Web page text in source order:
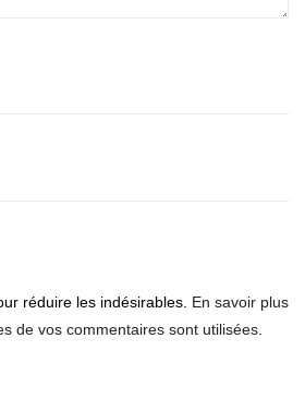
réduire les indésirables. En savoir plus
de vos commentaires sont utilisées